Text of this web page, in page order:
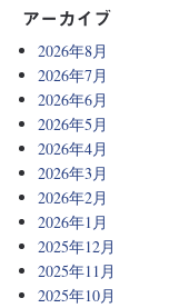
アーカイブ
2026年8月
2026年7月
2026年6月
2026年5月
2026年4月
2026年3月
2026年2月
2026年1月
2025年12月
2025年11月
2025年10月